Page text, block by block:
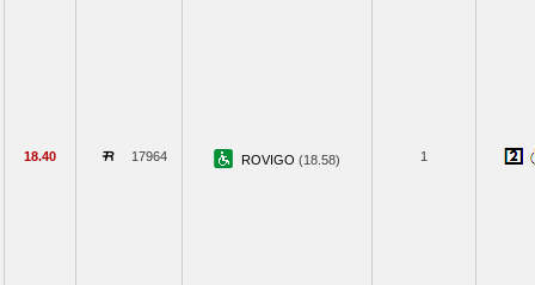
18.40 17964 ROVIGO (18.58) 1